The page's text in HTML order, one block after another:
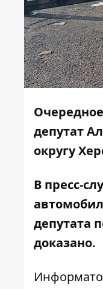
депутат
округу
В пресс-
депутата
доказано.